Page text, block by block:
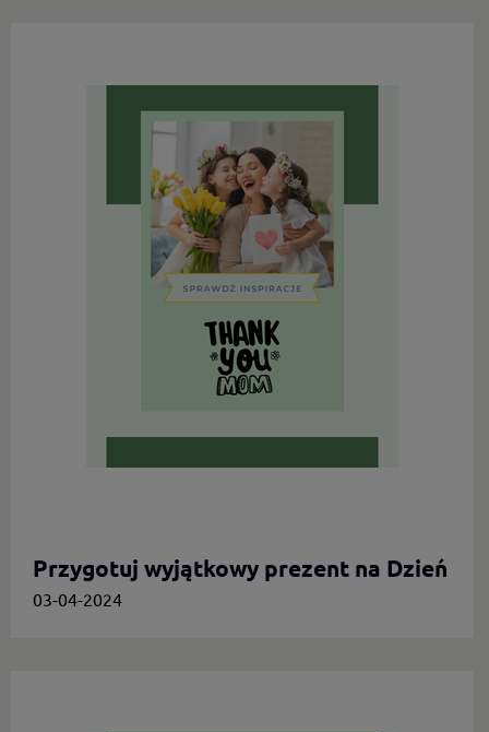
Przygotuj wyjątkowy prezent na Dzień
Mamy.
03-04-2024